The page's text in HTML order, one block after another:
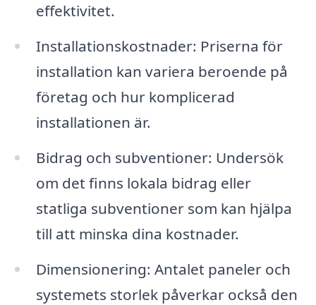
effektivitet.
Installationskostnader: Priserna för
installation kan variera beroende på
företag och hur komplicerad
installationen är.
Bidrag och subventioner: Undersök
om det finns lokala bidrag eller
statliga subventioner som kan hjälpa
till att minska dina kostnader.
Dimensionering: Antalet paneler och
systemets storlek påverkar också den